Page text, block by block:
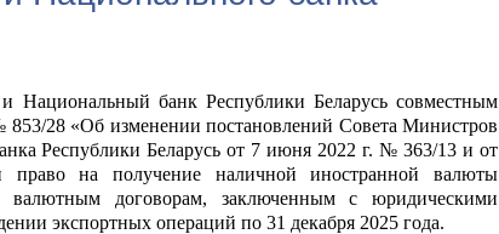
Национальный банк Республики Беларусь совместным
853/28 «Об изменении постановлений Совета Министров
Республики Беларусь от 7 июня 2022 г. № 363/13 и от
право на получение наличной иностранной валюты
валютным договорам, заключенным с юридическими
экспортных операций по 31 декабря 2025 года.